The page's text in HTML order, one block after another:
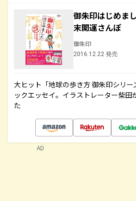
御朱印はじめ
末開運さんぽ
御朱印
2016.12.22 発売
大ヒット「地球の歩き方 御朱印シリー
ックエッセイ。イラストレーター柴田
た
AD